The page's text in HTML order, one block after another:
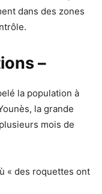
dans des zones
–
la population à
la grande
mois de
« des roquettes ont